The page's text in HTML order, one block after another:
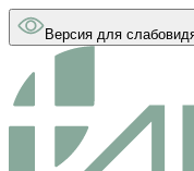
Версия для